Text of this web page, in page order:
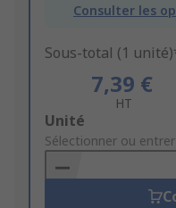
Consulter les
Sous-total (1
7,39 €
HT
Add
to
Basket
Unité
Sélectionner ou